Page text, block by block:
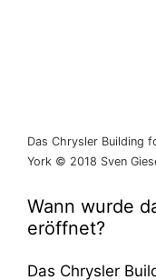
Das Chrysler Building
York © 2018 Sven
Wann wurde
eröffnet?
Das Chrysler